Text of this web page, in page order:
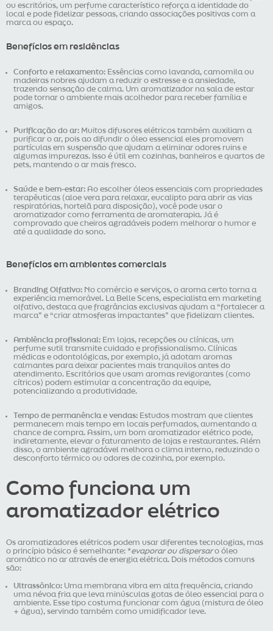
ou escritórios, um perfume característico reforça a identidade do
local e pode fidelizar pessoas, criando associações positivas com a
marca ou espaço.
Benefícios em residências
Conforto e relaxamento: Essências como lavanda, camomila ou
madeiras nobres ajudam a reduzir o estresse e a ansiedade,
trazendo sensação de calma. Um aromatizador na sala de estar
pode tornar o ambiente mais acolhedor para receber família e
amigos.
Purificação do ar: Muitos difusores elétricos também auxiliam a
purificar o ar, pois ao difundir o óleo essencial eles promovem
partículas em suspensão que ajudam a eliminar odores ruins e
algumas impurezas. Isso é útil em cozinhas, banheiros e quartos de
pets, mantendo o ar mais fresco.
Saúde e bem-estar: Ao escolher óleos essenciais com propriedades
terapêuticas (aloe vera para relaxar, eucalipto para abrir as vias
respiratórias, hortelã para disposição), você pode usar o
aromatizador como ferramenta de aromaterapia. Já é
comprovado que cheiros agradáveis podem melhorar o humor e
até a qualidade do sono.
Benefícios em ambientes comerciais
Branding Olfativo: No comércio e serviços, o aroma certo torna a
experiência memorável. La Belle Scens, especialista em marketing
olfativo, destaca que fragrâncias exclusivas ajudam a “fortalecer a
marca” e “criar atmosferas impactantes” que fidelizam clientes.
Ambiência profissional: Em lojas, recepções ou clínicas, um
perfume sutil transmite cuidado e profissionalismo. Clínicas
médicas e odontológicas, por exemplo, já adotam aromas
calmantes para deixar pacientes mais tranquilos antes do
atendimento. Escritórios que usam aromas revigorantes (como
cítricos) podem estimular a concentração da equipe,
potencializando a produtividade.
Tempo de permanência e vendas: Estudos mostram que clientes
permanecem mais tempo em locais perfumados, aumentando a
chance de compra. Assim, um bom aromatizador elétrico pode,
indiretamente, elevar o faturamento de lojas e restaurantes. Além
disso, o ambiente agradável melhora o clima interno, reduzindo o
desconforto térmico ou odores de cozinha, por exemplo.
Como funciona um
aromatizador elétrico
Os aromatizadores elétricos podem usar diferentes tecnologias, mas
o princípio básico é semelhante: *evaporar ou dispersaro óleo
aromático no ar através de energia elétrica. Dois métodos comuns
são:
Ultrassônico: Uma membrana vibra em alta frequência, criando
uma névoa fria que leva minúsculas gotas de óleo essencial para o
ambiente. Esse tipo costuma funcionar com água (mistura de óleo
+ água), servindo também como umidificador leve.